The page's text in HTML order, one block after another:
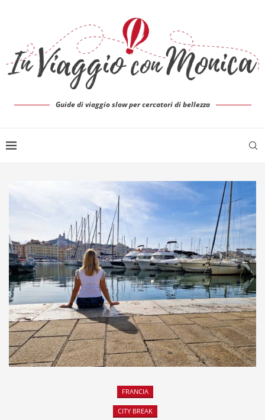
Guide di viaggio slow per cercatori di bellezza
FRANCIA
CITY BREAK